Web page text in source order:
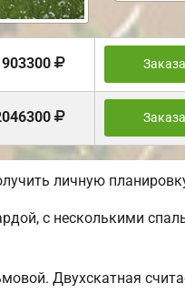
личную
с несколькими
Двухскатная